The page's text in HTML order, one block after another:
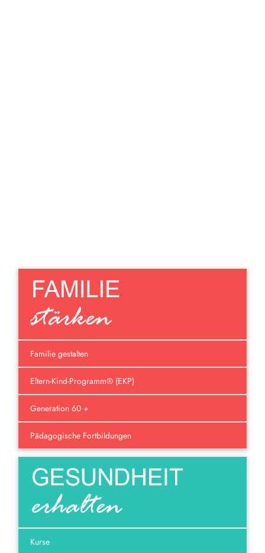
Familie gestalten
Eltern-Kind-Programm® (EKP)
Generation 60 +
Pädagogische Fortbildungen
Kurse